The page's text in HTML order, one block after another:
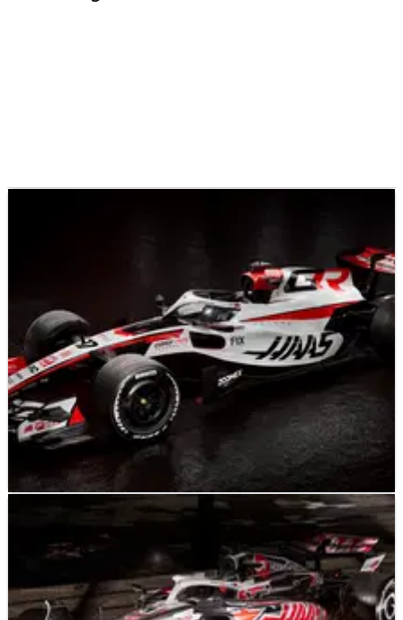
19/01/26
Haas Mengungkap Livery F1 2026 saat Sponsor
Toyota Makin Terlihat